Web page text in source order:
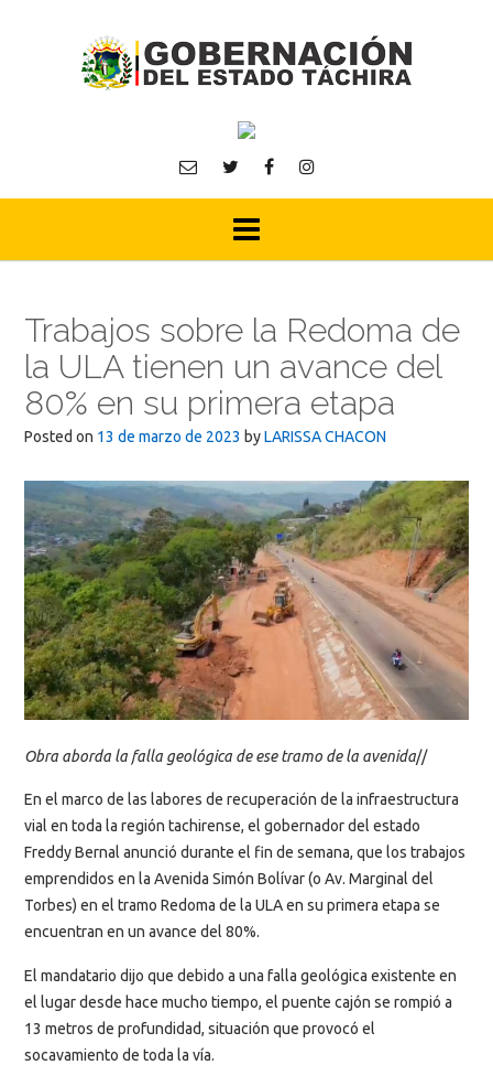
Trabajos sobre la Redoma de
la ULA tienen un avance del
80% en su primera etapa
Posted on 13 de marzo de 2023 byLARISSA CHACON
Obra aborda la falla geológica de ese tramo de la avenida//
En el marco de las labores de recuperación de la infraestructura
vial en toda la región tachirense, el gobernador del estado
Freddy Bernal anunció durante el fin de semana, que los trabajos
emprendidos en la Avenida Simón Bolívar (o Av. Marginal del
Torbes) en el tramo Redoma de la ULA en su primera etapa se
encuentran en un avance del 80%.
El mandatario dijo que debido a una falla geológica existente en
el lugar desde hace mucho tiempo, el puente cajón se rompió a
13 metros de profundidad, situación que provocó el
socavamiento de toda la vía.